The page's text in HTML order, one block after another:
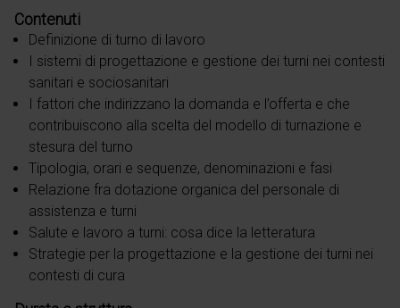
Contenuti
Definizione di turno di lavoro
I sistemi di progettazione e gestione dei turni nei contesti
sanitari e sociosanitari
I fattori che indirizzano la domanda e l’offerta e che
contribuiscono alla scelta del modello di turnazione e
stesura del turno
Tipologia, orari e sequenze, denominazioni e fasi
Relazione fra dotazione organica del personale di
assistenza e turni
Salute e lavoro a turni: cosa dice la letteratura
Strategie per la progettazione e la gestione dei turni nei
contesti di cura